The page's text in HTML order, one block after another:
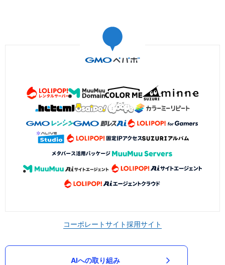
コーポレートサイト採用サイト
AIへの取り組み